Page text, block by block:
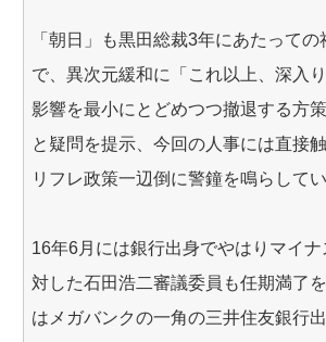
「朝日」も黒田総裁3年にあたっての
で、異次元緩和に「これ以上、深入
影響を最小にとどめつつ撤退する方
と疑問を提示、今回の人事には直接
リフレ政策一辺倒に警鐘を鳴らしてい
16年6月には銀行出身でやはりマイナ
対した石田浩二審議委員も任期満了
はメガバンクの一角の三井住友銀行